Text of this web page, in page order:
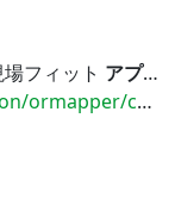
フィット アプリ
myselfinscope.html